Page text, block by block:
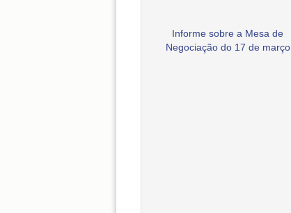
Informe sobre a Mesa de
Negociação do 17 de março